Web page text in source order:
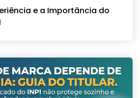
e a Importância do